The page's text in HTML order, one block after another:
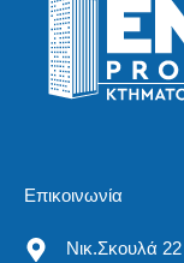
Επικοινωνία
Νικ.Σκουλά